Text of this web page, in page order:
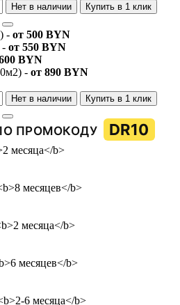
Нет в наличии
Купить в 1 клик
- от 500 BYN
- от 550 BYN
BYN
- от 890 BYN
Нет в наличии
Купить в 1 клик
ПРОМОКОДУ DR10